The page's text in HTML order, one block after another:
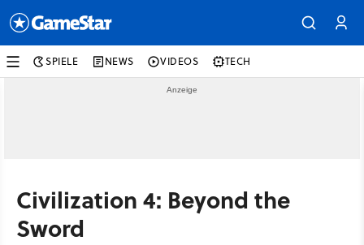
SPIELE NEWS VIDEOS TECH
Civilization 4: Beyond the
Sword